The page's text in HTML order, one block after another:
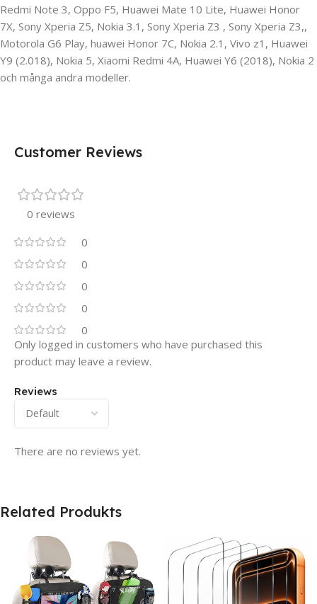
Redmi Note 3, Oppo F5, Huawei Mate 10 Lite, Huawei Honor
7X, Sony Xperia Z5, Nokia 3.1, Sony Xperia Z3 , Sony Xperia Z3,,
Motorola G6 Play, huawei Honor 7C, Nokia 2.1, Vivo z1, Huawei
Y9 (2.018), Nokia 5, Xiaomi Redmi 4A, Huawei Y6 (2018), Nokia 2
och många andra modeller.
Customer Reviews
0 reviews
0
0
0
0
0
Reviews
There are no reviews yet.
Only logged in customers who have purchased this
product may leave a review.
Related Produkts